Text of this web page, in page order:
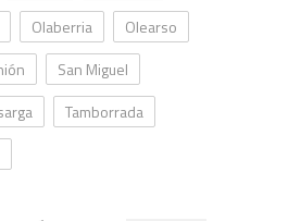
Olaberria
Olearso
San Miguel
Tamborrada